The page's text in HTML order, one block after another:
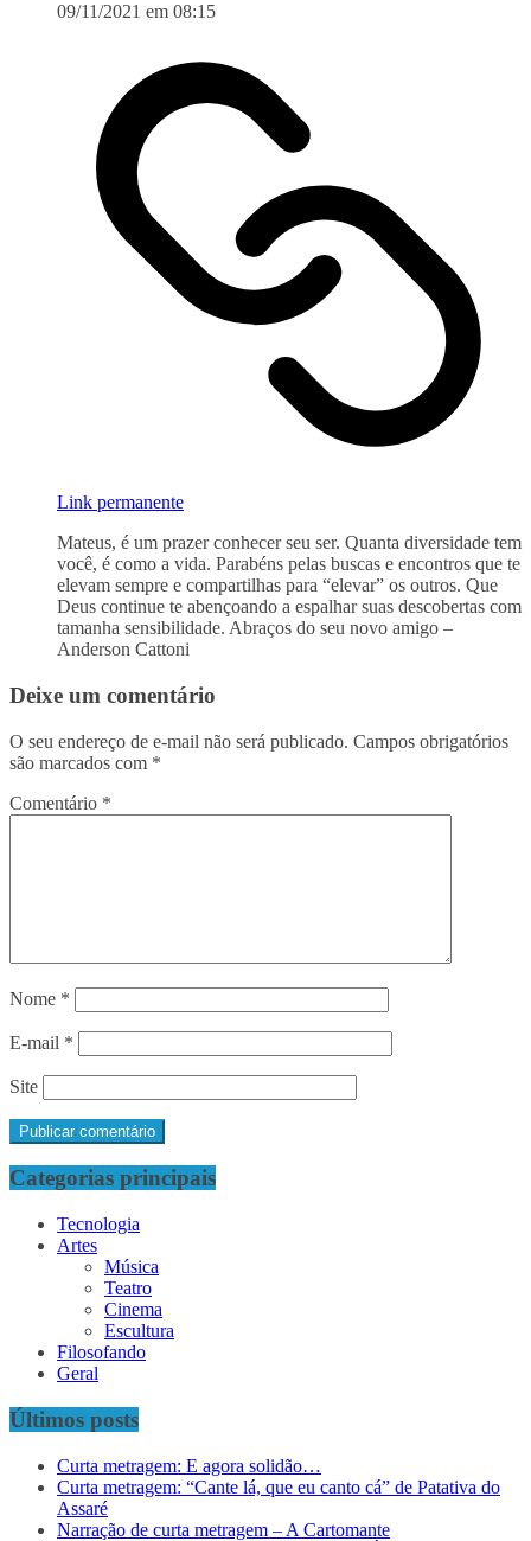
09/11/2021 em 08:15
Link permanente
Mateus, é um prazer conhecer seu ser. Quanta diversidade tem
você, é como a vida. Parabéns pelas buscas e encontros que te
elevam sempre e compartilhas para “elevar” os outros. Que
Deus continue te abençoando a espalhar suas descobertas com
tamanha sensibilidade. Abraços do seu novo amigo –
Anderson Cattoni
Deixe um comentário
O seu endereço de e-mail não será publicado. Campos obrigatórios
são marcados com *
Comentário *
Nome *
E-mail *
Site
Categorias principais
Tecnologia
Artes
Música
Teatro
Cinema
Escultura
Filosofando
Geral
Últimos posts
Curta metragem: E agora solidão…
Curta metragem: “Cante lá, que eu canto cá” de Patativa do
Assaré
Narração de curta metragem – A Cartomante